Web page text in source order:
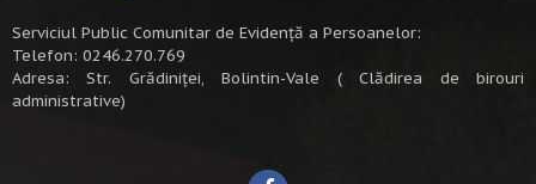
Serviciul Public Comunitar de Evidență a Persoanelor:
Telefon: 0246.270.769
Adresa: Str. Grădiniței, Bolintin-Vale ( Clădirea de birouri
administrative)